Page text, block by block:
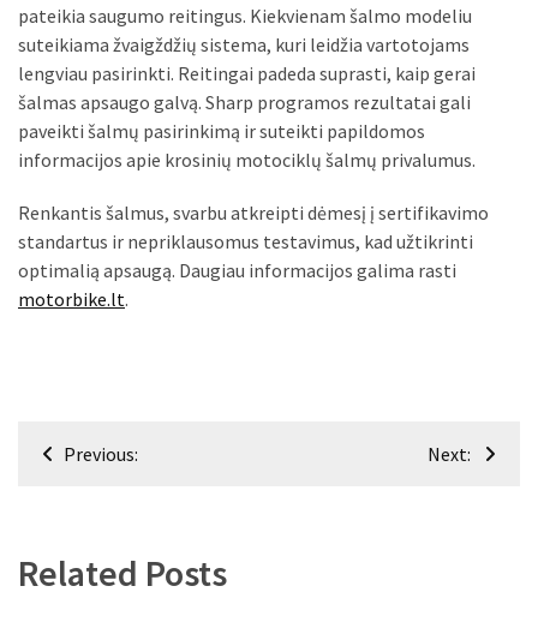
pateikia saugumo reitingus. Kiekvienam šalmo modeliu
suteikiama žvaigždžių sistema, kuri leidžia vartotojams
lengviau pasirinkti. Reitingai padeda suprasti, kaip gerai
šalmas apsaugo galvą. Sharp programos rezultatai gali
paveikti šalmų pasirinkimą ir suteikti papildomos
informacijos apie krosinių motociklų šalmų privalumus.
Renkantis šalmus, svarbu atkreipti dėmesį į sertifikavimo
standartus ir nepriklausomus testavimus, kad užtikrinti
optimalią apsaugą. Daugiau informacijos galima rasti
motorbike.lt.
Navigacija
Previous: Next:
Related Posts